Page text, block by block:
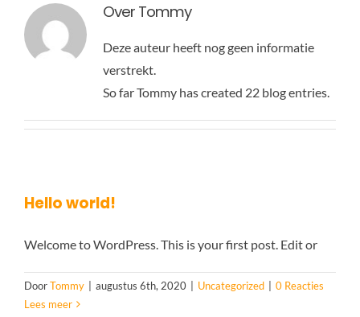
SLOOP AUTO
CONTACT
Over Tommy
Deze auteur heeft nog geen informatie
verstrekt.
So far Tommy has created 22 blog entries.
Hello world!
Welcome to WordPress. This is your first post. Edit or
DoorTommy augustus 6th, 2020 Uncategorized
0 Reacties
Lees meer